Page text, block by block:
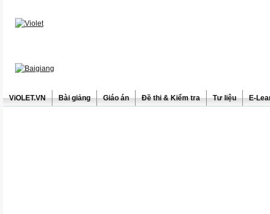
ViOLET.VN Bài giảng Giáo án Đề thi & Kiểm tra Tư liệu E-